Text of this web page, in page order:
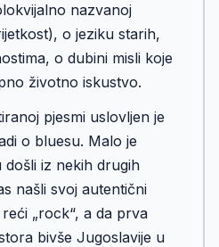
nazvanoj
o jeziku starih,
o dubini misli koje
životno iskustvo.
pjesmi uslovljen je
o bluesu. Malo je
iz nekih drugih
našli svoj autentični
„rock“, a da prva
bivše Jugoslavije u